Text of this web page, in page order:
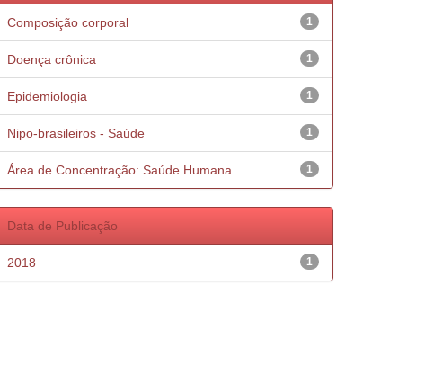
1
Composição corporal
1
Doença crônica
1
Epidemiologia
1
Nipo-brasileiros - Saúde
1
Área de Concentração: Saúde Humana
Data de Publicação
1
2018